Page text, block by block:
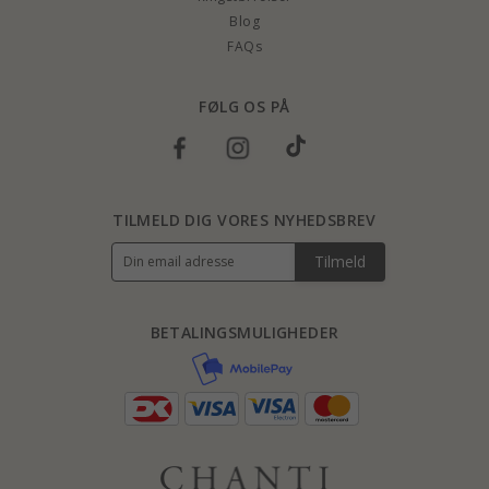
Blog
FAQs
FØLG OS PÅ
BETALINGSMULIGHEDER
TILMELD DIG VORES NYHEDSBREV
Tilmeld